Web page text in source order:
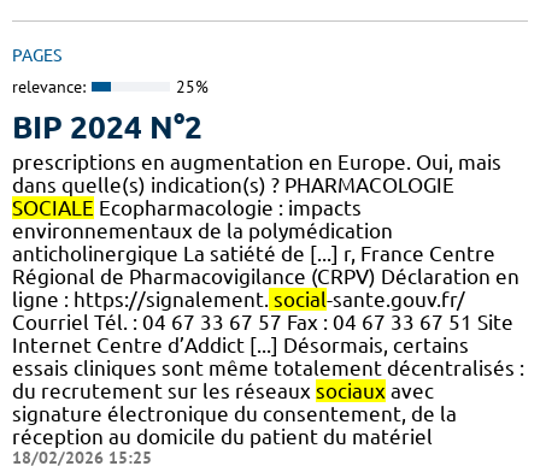
PAGES
relevance: 25%
BIP 2024 N°2
prescriptions en augmentation en Europe. Oui, mais
dans quelle(s) indication(s) ? PHARMACOLOGIE
SOCIALE Ecopharmacologie : impacts
environnementaux de la polymédication
anticholinergique La satiété de [...] r, France Centre
Régional de Pharmacovigilance (CRPV) Déclaration en
ligne : https://signalement. social-sante.gouv.fr/
Courriel Tél. : 04 67 33 67 57 Fax : 04 67 33 67 51 Site
Internet Centre d’Addict [...] Désormais, certains
essais cliniques sont même totalement décentralisés :
du recrutement sur les réseaux sociaux avec
signature électronique du consentement, de la
réception au domicile du patient du matériel
18/02/2026 15:25